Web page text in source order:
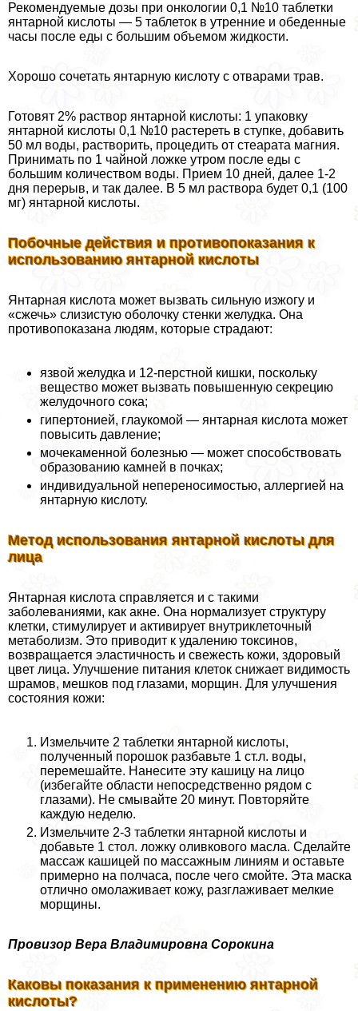
Рекомендуемые дозы при oнкoлoгии 0,1 №10 таблетки
янтарной кислоты — 5 таблеток в утренние и обеденные
часы после еды с большим объемом жидкости.
Хорошо сочетать янтарную кислоту с отварами трав.
Готовят 2% раствор янтарной кислоты: 1 упаковку
янтарной кислоты 0,1 №10 растереть в ступке, добавить
50 мл воды, растворить, процедить от стеарата магния.
Принимать по 1 чайной ложке утром после еды с
большим количеством воды. Прием 10 дней, далее 1-2
дня перерыв, и так далее. В 5 мл раствора будет 0,1 (100
мг) янтарной кислоты.
Побочные действия и противопоказания к
использованию янтарной кислоты
Янтарная кислота может вызвать сильную изжогу и
«сжечь» слизистую оболочку стенки желудка. Она
противопоказана людям, которые страдают:
язвой желудка и 12-перстной кишки, поскольку
вещество может вызвать повышенную секрецию
желудочного сока;
гипертонией, глаукомой — янтарная кислота может
повысить давление;
мочекаменной болезнью — может способствовать
образованию камней в почках;
индивидуальной непереносимостью, аллергией на
янтарную кислоту.
Метод использования янтарной кислоты для
лица
Янтарная кислота справляется и с такими
заболеваниями, как акне. Она нормализует структуру
клетки, стимулирует и активирует внутриклеточный
метаболизм. Это приводит к удалению токсинов,
возвращается эластичность и свежесть кожи, здоровый
цвет лица. Улучшение питания клеток снижает видимость
шрамов, мешков под глазами, морщин. Для улучшения
состояния кожи:
Измельчите 2 таблетки янтарной кислоты,
полученный порошок разбавьте 1 ст.л. воды,
перемешайте. Нанесите эту кашицу на лицо
(избегайте области непосредственно рядом с
глазами). Не смывайте 20 минут. Повторяйте
каждую неделю.
Измельчите 2-3 таблетки янтарной кислоты и
добавьте 1 стол. ложку оливкового масла. Сделайте
массаж кашицей по массажным линиям и оставьте
примерно на полчаса, после чего смойте. Эта маска
отлично омолаживает кожу, разглаживает мелкие
морщины.
Провизор Вера Владимировна Сорокина
Каковы показания к применению янтарной
кислоты?